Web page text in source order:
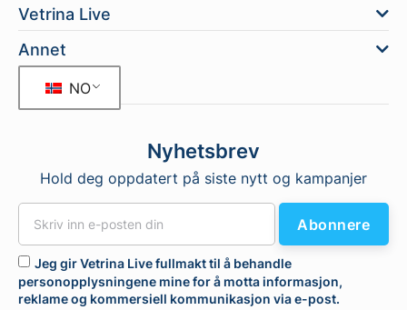
Vetrina Live
Annet
NO
Nyhetsbrev
Hold deg oppdatert på siste nytt og kampanjer
Jeg gir Vetrina Live fullmakt til å behandle
personopplysningene mine for å motta informasjon,
reklame og kommersiell kommunikasjon via e-post.
Abonnere